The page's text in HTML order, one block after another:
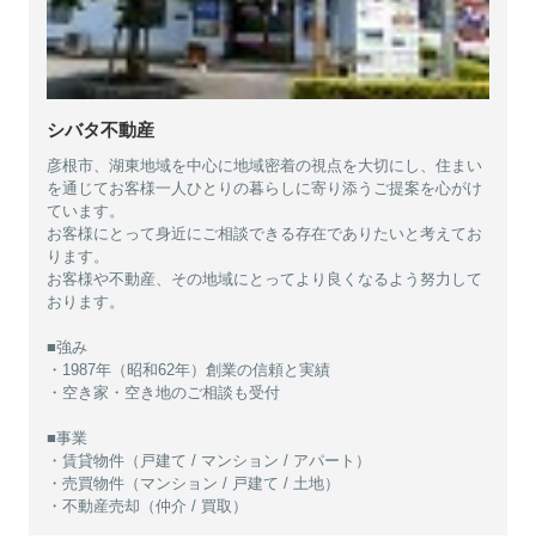
シバタ不動産
彦根市、湖東地域を中心に地域密着の視点を大切にし、住まい
を通じてお客様一人ひとりの暮らしに寄り添うご提案を心がけ
ています。
お客様にとって身近にご相談できる存在でありたいと考えてお
ります。
お客様や不動産、その地域にとってより良くなるよう努力して
おります。
■強み
・1987年（昭和62年）創業の信頼と実績
・空き家・空き地のご相談も受付
■事業
・賃貸物件（戸建て / マンション / アパート）
・売買物件（マンション / 戸建て / 土地）
・不動産売却（仲介 / 買取）